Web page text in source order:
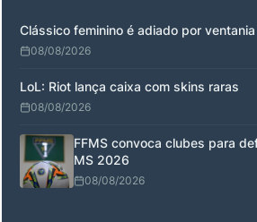
Clássico feminino é adiado por ventania
08/08/2026
LoL: Riot lança caixa com skins raras
08/08/2026
FFMS convoca clubes para
MS 2026
08/08/2026